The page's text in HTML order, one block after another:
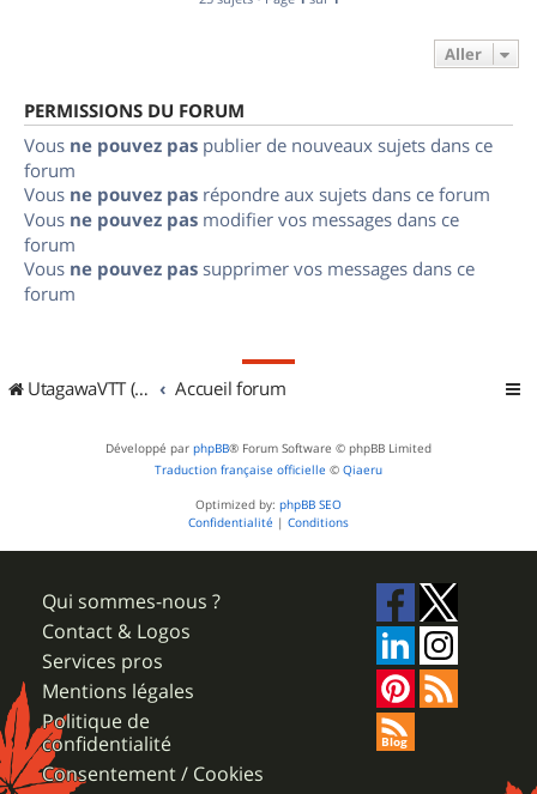
Aller
PERMISSIONS DU FORUM
Vous ne pouvez pas publier de nouveaux sujets dans ce
forum
Vous ne pouvez pas répondre aux sujets dans ce forum
Vous ne pouvez pas modifier vos messages dans ce
forum
Vous ne pouvez pas supprimer vos messages dans ce
forum
UtagawaVTT (Randos VTT et VTTAE avec traces GPS) Accueil forum
Développé par phpBB® Forum Software © phpBB Limited
Traduction française officielle © Qiaeru
Optimized by: phpBB SEO
Confidentialité | Conditions
Qui sommes-nous ?
Contact & Logos
Services pros
Mentions légales
Politique de
confidentialité
Consentement / Cookies